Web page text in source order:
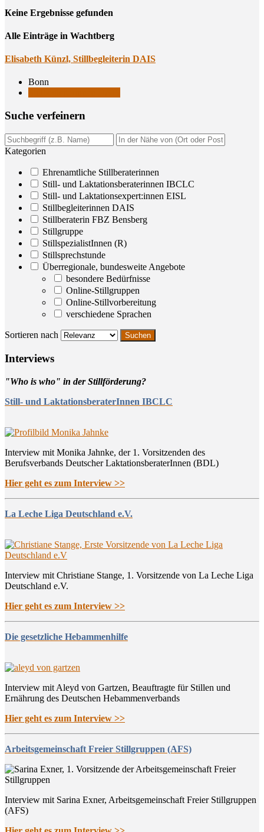
Кeine Ergebnisse gefunden
Alle Einträge in Wachtberg
Eli­sa­beth Künzl, Still­be­glei­te­rin DAIS
Bonn
Suche ver­fei­nern
Kategorien
Ehrenamtliche Stillberaterinnen
Still- und Laktationsberaterinnen IBCLC
Still- und Laktationsexpert:innen EISL
Stillbegleiterinnen DAIS
Stillberaterin FBZ Bensberg
Stillgruppe
StillspezialistInnen (R)
Stillsprechstunde
Überregionale, bundesweite Angebote
besondere Bedürfnisse
Online-Stillgruppen
Online-Stillvorbereitung
verschiedene Sprachen
Sortieren nach
Inter­views
"Who is who" in der Stillförderung?
Still- und LaktationsberaterInnen IBCLC
Interview mit Monika Jahnke, der 1. Vorsitzenden des
Berufsverbands Deutscher LaktationsberaterInnen (BDL)
Hier geht es zum Interview >>
La Leche Liga Deutschland e.V.
Interview mit Christiane Stange, 1. Vorsitzende von La Leche Liga
Deutschland e.V.
Hier geht es zum Interview >>
Die gesetzliche Hebammenhilfe
Interview mit Aleyd von Gartzen, Beauftragte für Stillen und
Ernährung des Deutschen Hebammenverbands
Hier geht es zum Interview >>
Arbeitsgemeinschaft Freier Stillgruppen (AFS)
Interview mit Sarina Exner, Arbeitsgemeinschaft Freier Stillgruppen
(AFS)